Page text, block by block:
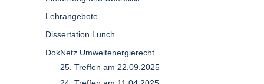
Lehrangebote
Dissertation Lunch
DokNetz Umweltenergierecht
25. Treffen am 22.09.2025